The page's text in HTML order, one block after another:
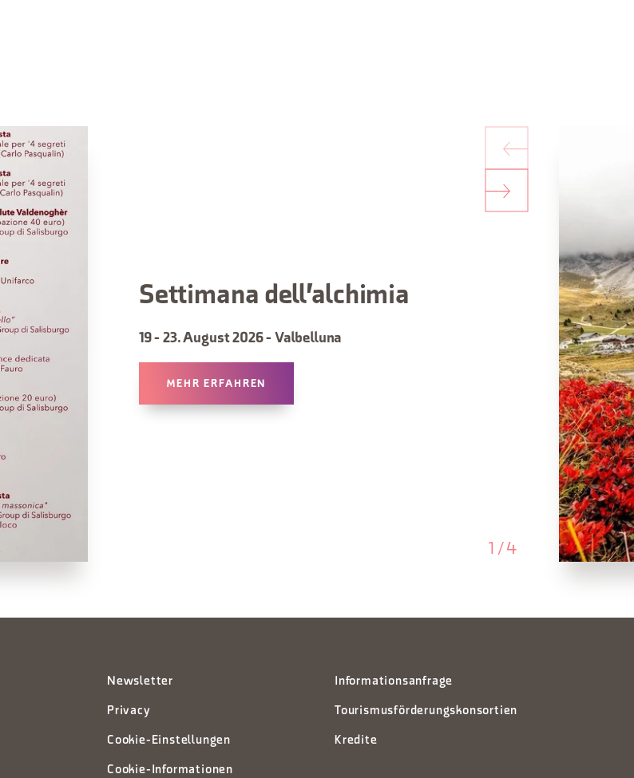
Settimana dell'alchimia
19 - 23. August 2026 - Valbelluna
MEHR ERFAHREN
/4
Newsletter
Privacy
Cookie-Einstellungen
Cookie-Informationen
Informationsanfrage
Tourismusförderungskonsortien
Kredite